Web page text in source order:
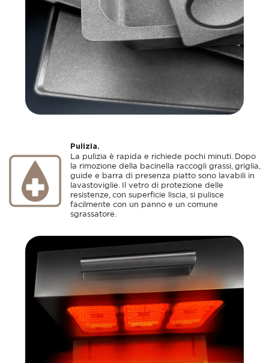
Pulizia.
La pulizia è rapida e richiede pochi minuti. Dopo
la rimozione della bacinella raccogli grassi, griglia,
guide e barra di presenza piatto sono lavabili in
lavastoviglie. Il vetro di protezione delle
resistenze, con superficie liscia, si pulisce
facilmente con un panno e un comune
sgrassatore.